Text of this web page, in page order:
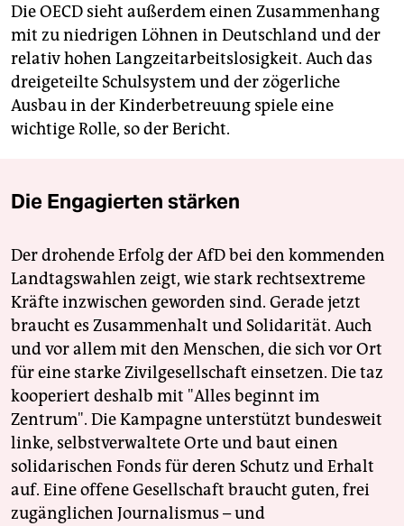
Die OECD sieht außerdem einen Zusammenhang
mit zu niedrigen Löhnen in Deutschland und der
relativ hohen Langzeitarbeitslosigkeit. Auch das
dreigeteilte Schulsystem und der zögerliche
Ausbau in der Kinderbetreuung spiele eine
wichtige Rolle, so der Bericht.
Die Engagierten stärken
Der drohende Erfolg der AfD bei den kommenden
Landtagswahlen zeigt, wie stark rechtsextreme
Kräfte inzwischen geworden sind. Gerade jetzt
braucht es Zusammenhalt und Solidarität. Auch
und vor allem mit den Menschen, die sich vor Ort
für eine starke Zivilgesellschaft einsetzen. Die taz
kooperiert deshalb mit "Alles beginnt im
Zentrum". Die Kampagne unterstützt bundesweit
linke, selbstverwaltete Orte und baut einen
solidarischen Fonds für deren Schutz und Erhalt
auf. Eine offene Gesellschaft braucht guten, frei
zugänglichen Journalismus – und